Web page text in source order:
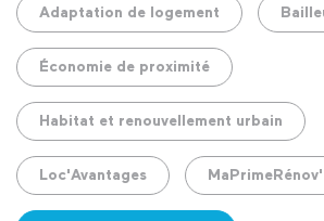
Adaptation de logement
Économie de proximité
Habitat et renouvellement urbain
Loc'Avantages MaPrimeRénov'